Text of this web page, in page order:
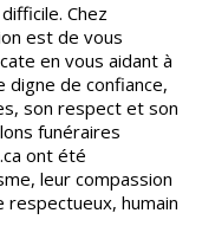
Chez
est de vous
en vous aidant à
de confiance,
son respect et son
funéraires
ont été
leur compassion
humain